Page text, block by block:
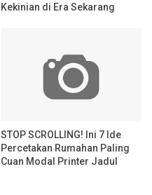
Kekinian di Era Sekarang
STOP SCROLLING! Ini 7 Ide
Percetakan Rumahan Paling
Cuan Modal Printer Jadul